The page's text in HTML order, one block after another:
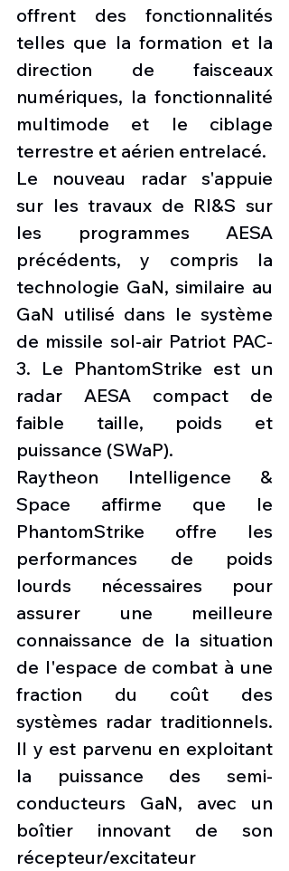
offrent des fonctionnalités
telles que la formation et la
direction de faisceaux
numériques, la fonctionnalité
multimode et le ciblage
terrestre et aérien entrelacé.
Le nouveau radar s'appuie
sur les travaux de RI&S sur
les programmes AESA
précédents, y compris la
technologie GaN, similaire au
GaN utilisé dans le système
de missile sol-air Patriot PAC-
3. Le PhantomStrike est un
radar AESA compact de
faible taille, poids et
puissance (SWaP).
Raytheon Intelligence &
Space affirme que le
PhantomStrike offre les
performances de poids
lourds nécessaires pour
assurer une meilleure
connaissance de la situation
de l'espace de combat à une
fraction du coût des
systèmes radar traditionnels.
Il y est parvenu en exploitant
la puissance des semi-
conducteurs GaN, avec un
boîtier innovant de son
récepteur/excitateur